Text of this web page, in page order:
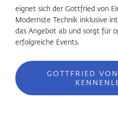
eignet sich der Gottfried von
Modernste Technik inklusive
das Angebot ab und sorgt für
erfolgreiche Events.
GOTTFRIED